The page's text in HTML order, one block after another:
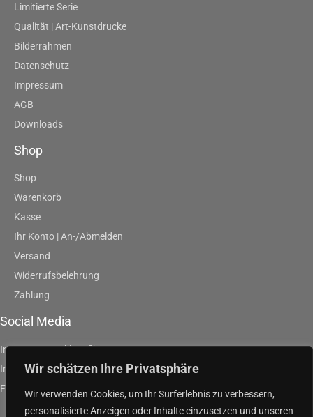
Wir schätzen Ihre Privatsphäre
Wir verwenden Cookies, um Ihr Surferlebnis zu verbessern,
personalisierte Anzeigen oder Inhalte einzusetzen und unseren
Limitierte Serie
Qualität | Art-Kunstdrucke
Bilderrahmen
Datenschutz
Impressum
AGB
Downloads
Shop
Shop
Warenkorb
Kasse
Ihr Konto | An-/Abmelden
Versand
Widerrufsbelehrung
Zahlung
Social Media
Instagram | artklausfliege
Instagram | artpurpleandgreen
Facebook | Klaus Fliege